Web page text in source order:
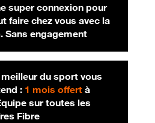
super connexion pour
faire chez vous avec la
Sans engagement
meilleur du sport vous
: 1 mois offertà
sur toutes les
Fibre